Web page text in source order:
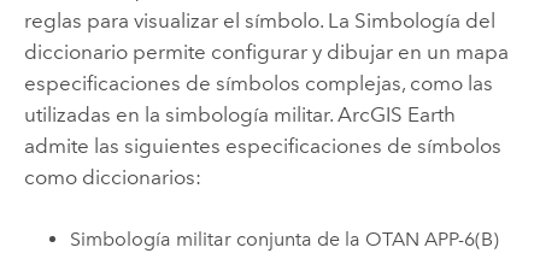
reglas para visualizar el símbolo. La Simbología del
diccionario permite configurar y dibujar en un mapa
especificaciones de símbolos complejas, como las
utilizadas en la simbología militar. ArcGIS Earth
admite las siguientes especificaciones de símbolos
como diccionarios:
Simbología militar conjunta de la OTAN APP-6(B)